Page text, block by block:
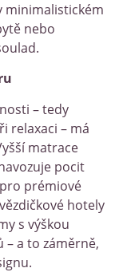
minimalistickém
nebo
– tedy
relaxaci – má
matrace
pocit
prémiové
hotely
s výškou
a to záměrně,